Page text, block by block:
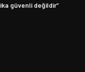
güvenli değildir”